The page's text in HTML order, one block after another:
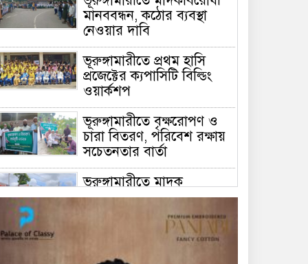
মানববন্ধন, কঠোর ব্যবস্থা
নেওয়ার দাবি
ভূরুঙ্গামারীতে প্রথম হাসি
প্রজেক্টের ক্যপাসিটি বিল্ডিং
ওয়ার্কশপ
ভূরুঙ্গামারীতে বৃক্ষরোপণ ও
চারা বিতরণ, পরিবেশ রক্ষায়
সচেতনতার বার্তা
ভূরুঙ্গামারীতে মাদক
প্রতিরোধে মানববন্ধন